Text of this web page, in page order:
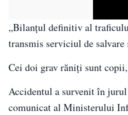
„Bilanţul definitiv al
transmis serviciul de
Cei doi grav răniţi sunt
Accidentul a survenit în
comunicat al Ministerului